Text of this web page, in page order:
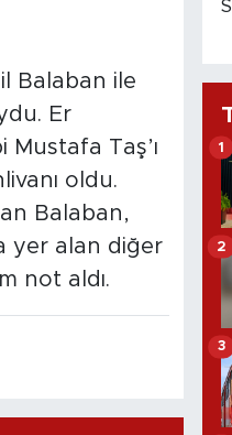
Balaban ile
Er
Taş’ı
oldu.
Balaban,
yer alan diğer
not aldı.
1
2
3